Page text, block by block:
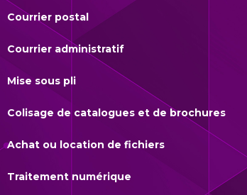
Courrier postal
Courrier administratif
Mise sous pli
Colisage de catalogues et de brochures
Achat ou location de fichiers
Traitement numérique